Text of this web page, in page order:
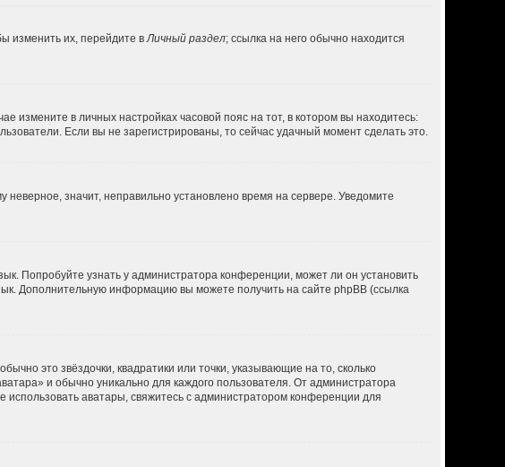
изменить их, перейдите вЛичный раздел; ссылка на него обычно находится
измените в личных настройках часовой пояс на тот, в котором вы находитесь:
Если вы не зарегистрированы, то сейчас удачный момент сделать это.
значит, неправильно установлено время на сервере. Уведомите
Попробуйте узнать у администратора конференции, может ли он установить
Дополнительную информацию вы можете получить на сайте phpBB (ссылка
это звёздочки, квадратики или точки, указывающие на то, сколько
и обычно уникально для каждого пользователя. От администратора
использовать аватары, свяжитесь с администратором конференции для